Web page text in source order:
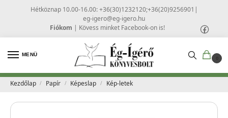
Hétköznap 10.00-16.00: +36(30)1232120;+36(20)9256901 |
eg-igero@eg-igero.hu
Fiókom | Kövess minket Facebook-on is!
MENÜ
0
Kezdőlap / Papír / Képeslap / Kép-letek